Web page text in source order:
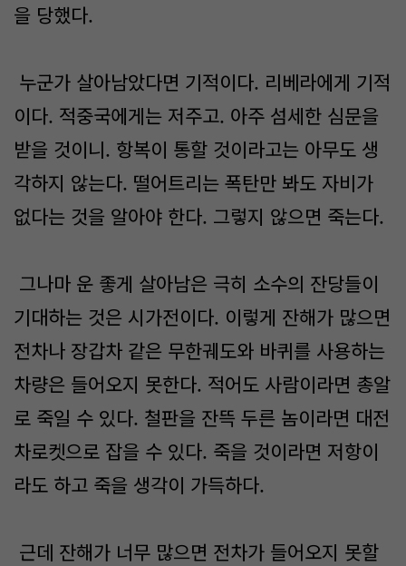
을 당했다.
누군가 살아남았다면 기적이다. 리베라에게 기적
이다. 적중국에게는 저주고. 아주 섬세한 심문을
받을 것이니. 항복이 통할 것이라고는 아무도 생
각하지 않는다. 떨어트리는 폭탄만 봐도 자비가
없다는 것을 알아야 한다. 그렇지 않으면 죽는다.
그나마 운 좋게 살아남은 극히 소수의 잔당들이
기대하는 것은 시가전이다. 이렇게 잔해가 많으면
전차나 장갑차 같은 무한궤도와 바퀴를 사용하는
차량은 들어오지 못한다. 적어도 사람이라면 총알
로 죽일 수 있다. 철판을 잔뜩 두른 놈이라면 대전
차로켓으로 잡을 수 있다. 죽을 것이라면 저항이
라도 하고 죽을 생각이 가득하다.
근데 잔해가 너무 많으면 전차가 들어오지 못할